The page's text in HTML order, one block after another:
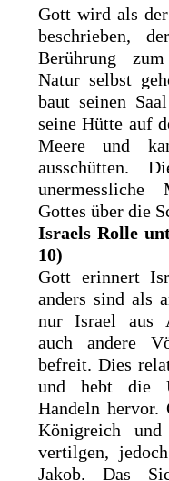
Gott wird als
beschrieben,
Berührung
Natur selbst
baut seinen
seine Hütte auf
Meere und
ausschütten.
unermessliche
Gottes über die
Israels Rolle
10)
Gott erinnert
anders sind als
nur Israel aus
auch andere
befreit. Dies
und hebt die
Handeln hervor.
Königreich
vertilgen,
Jakob. Das